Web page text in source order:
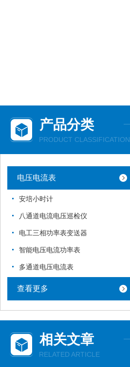
产品分类
PRODUCT CLASSIFICATION
电压电流表
安培小时计
八通道电流电压巡检仪
电工三相功率表变送器
智能电压电流功率表
多通道电压电流表
查看更多
相关文章
RELATED ARTICLE